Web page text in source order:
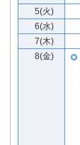
5(火)
6(水)
7(木)
8(金)